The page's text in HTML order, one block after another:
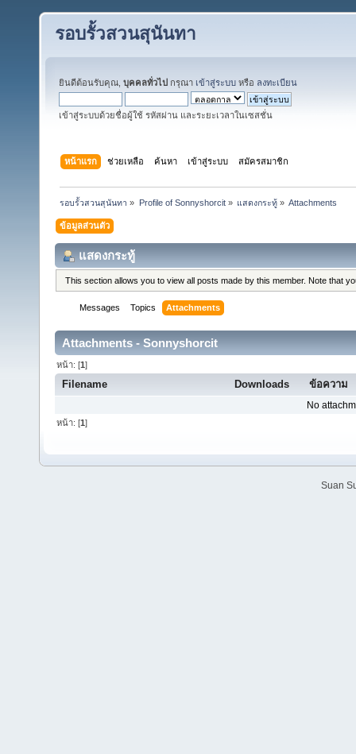
รอบรั้วสวนสุนันทา
ยินดีต้อนรับคุณ, บุคคลทั่วไป กรุณา เข้าสู่ระบบ หรือ ลงทะเบียน
เข้าสู่ระบบด้วยชื่อผู้ใช้ รหัสผ่าน และระยะเวลาในเซสชั่น
หน้าแรก ช่วยเหลือ ค้นหา เข้าสู่ระบบ สมัครสมาชิก
รอบรั้วสวนสุนันทา » Profile of Sonnyshorcit» แสดงกระทู้» Attachments
ข้อมูลส่วนตัว
แสดงกระทู้
This section allows you to view all posts made by this member. Note that
Messages Topics Attachments
Attachments - Sonnyshorcit
หน้า: [1]
Filename Downloads ข้อความ
No
หน้า: [1]
Suan